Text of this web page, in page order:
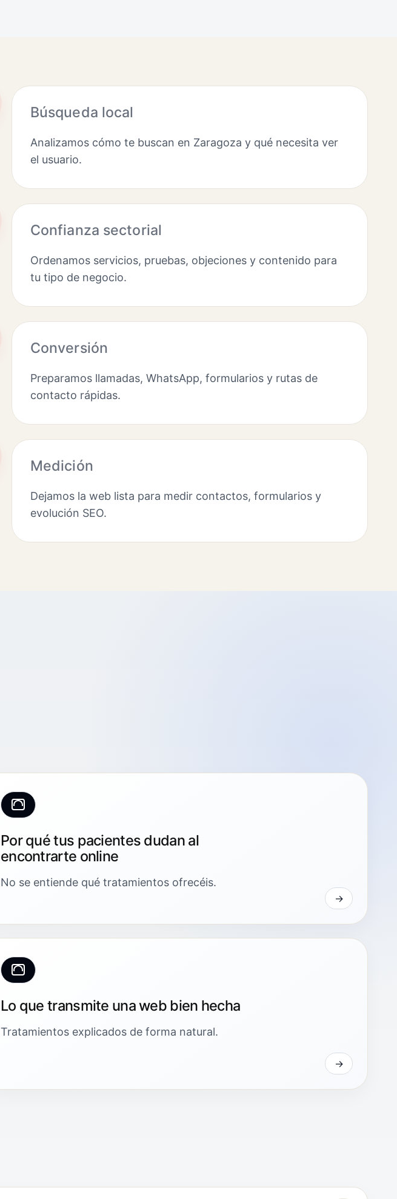
Búsqueda local
Analizamos cómo te buscan en Zaragoza y qué necesita ver
el usuario.
Confianza sectorial
Ordenamos servicios, pruebas, objeciones y contenido para
tu tipo de negocio.
Conversión
Preparamos llamadas, WhatsApp, formularios y rutas de
contacto rápidas.
Medición
Dejamos la web lista para medir contactos, formularios y
evolución SEO.
Por qué tus pacientes dudan al
encontrarte online
No se entiende qué tratamientos ofrecéis.
Lo que transmite una web bien hecha
Tratamientos explicados de forma natural.